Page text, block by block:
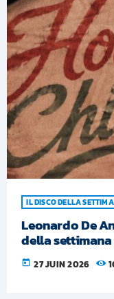
IL DISCO DELLA
Leonardo De
today 27 JUIN 2026